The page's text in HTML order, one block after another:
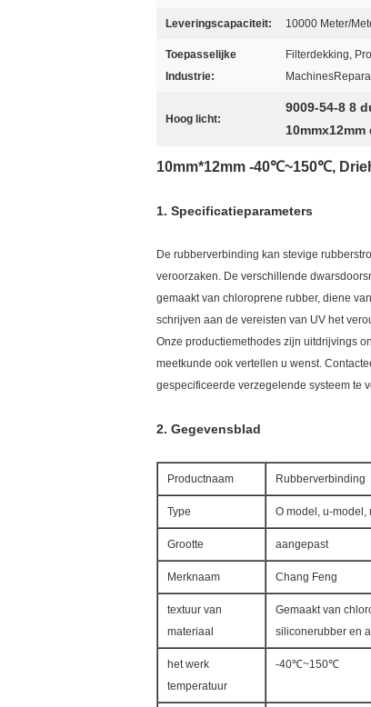
Leveringscapaciteit: 10000 Meter/
Toepasselijke
Industrie:
Filterdekking,
Hoog licht:
9009-54-8 8
10mm*12mm -40℃~150℃,
1. Specificatieparameters
De rubberverbinding kan stevige
veroorzaken. De verschillende
gemaakt van chloroprene rubber, diene
schrijven aan de vereisten van UV het
Onze productiemethodes zijn uitdrijvings
meetkunde ook vertellen u wenst.
gespecificeerde verzegelende systeem te
2. Gegevensblad
Productnaam Rubberverbinding
Type O model, u-model,
Grootte aangepast
Merknaam Chang Feng
textuur van
materiaal
Gemaakt van
siliconerubber en
het werk
temperatuur
-40℃~150℃